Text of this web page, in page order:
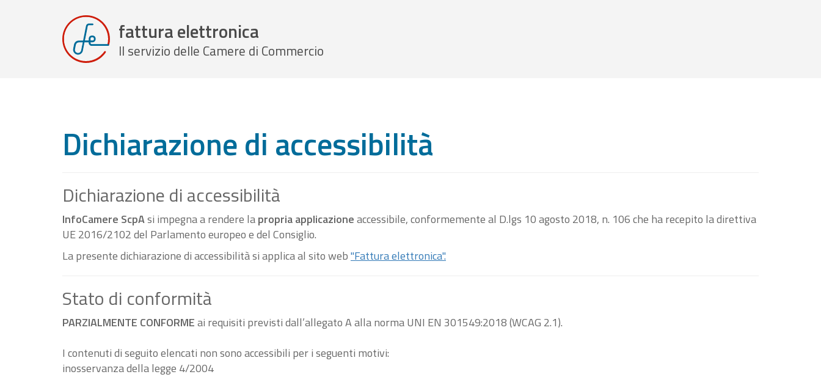
fattura elettronica
Il servizio delle Camere di Commercio
Dichiarazione di accessibilità
Dichiarazione di accessibilità
InfoCamere ScpAsi impegna a rendere lapropria applicazioneaccessibile, conformemente al D.lgs 10 agosto 2018, n. 106 che ha recepito la direttiva
UE 2016/2102 del Parlamento europeo e del Consiglio.
La presente dichiarazione di accessibilità si applica al sito web"Fattura elettronica".
Stato di conformità
PARZIALMENTE CONFORMEai requisiti previsti dall’allegato A alla norma UNI EN 301549:2018 (WCAG 2.1).
I contenuti di seguito elencati non sono accessibili per i seguenti motivi:
inosservanza della legge 4/2004